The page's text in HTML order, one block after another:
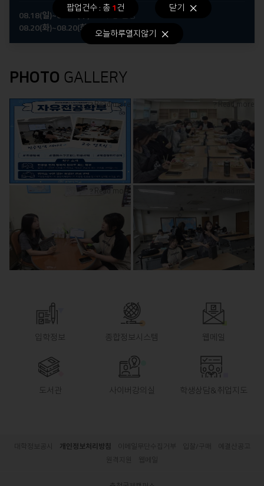
팝업건수 : 총1건
닫기
오늘하루열지않기
08.18(일)~08.21(수)
수강 신청
08.20(화)~08.20(화)
후기 학위수여식
PHOTO GALLERY
Read more Read more
Read more
입학정보 종합정보시스템 웹메일
도서관 사이버강의실 학생상담&취업지도
대학정보공시 개인정보처리방침 이메일무단수집거부 입찰/구매
예결산공고
원격지원
웹메일